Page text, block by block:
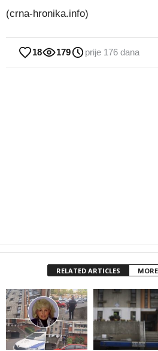
(crna-hronika.info)
18 179 prije 176 dana
RELATED ARTICLES